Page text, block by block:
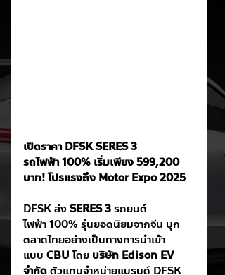
เปิดราคา DFSK SERES 3
รถไฟฟ้า 100% เริ่มเพียง 599,200
บาท! โปรแรงถึง Motor Expo 2025
DFSK ส่ง SERES 3 รถยนต์
ไฟฟ้า 100% รุ่นยอดนิยมจากจีน บุก
ตลาดไทยอย่างเป็นทางการนำเข้า
แบบ CBU โดย บริษัท Edison EV
จำกัด ตัวแทนจำหน่ายแบรนด์ DFSK